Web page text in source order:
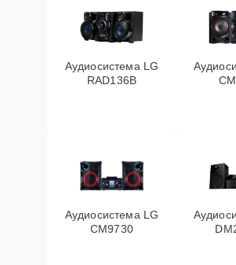
Аудиосистема LG
RAD136B
Аудиосистема LG
CM9730